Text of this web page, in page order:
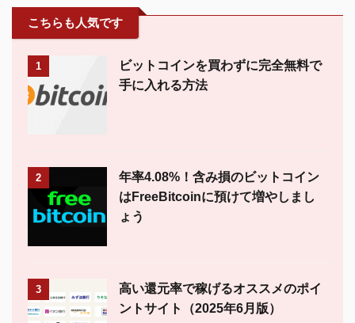
こちらも人気です
1
ビットコインを買わずに完全無料で
手に入れる方法
2
年率4.08%！含み損のビットコイン
はFreeBitcoinに預けて増やしまし
ょう
3
高い還元率で稼げるオススメのポイ
ントサイト（2025年6月版）